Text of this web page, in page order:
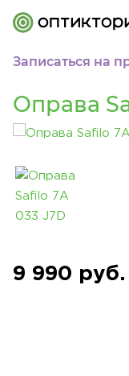
Записаться на
Оправа
9 990 руб.